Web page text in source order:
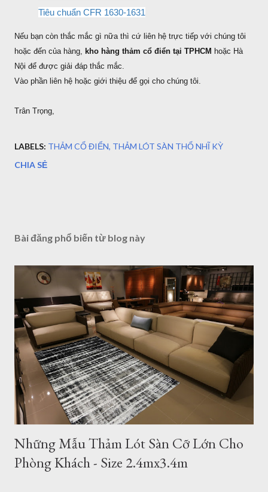
Tiêu chuẩn CFR 1630-1631
Nếu bạn còn thắc mắc gì nữa thì cứ liên hệ trực tiếp với chúng tôi
hoặc đến của hàng,
kho hàng thảm cổ điển tại TPHCM hoặc Hà
Nội để được giải đáp thắc mắc.
Vào phần liên hệ hoặc giới thiệu để gọi cho chúng tôi.
Trân Trọng,
LABELS: THẢM CỔ ĐIỂN THẢM LÓT SÀN THỔ NHĨ KỲ
CHIA SẺ
Bài đăng phổ biến từ blog này
Những Mẫu Thảm Lót Sàn Cỡ Lớn Cho
Phòng Khách - Size 2.4mx3.4m